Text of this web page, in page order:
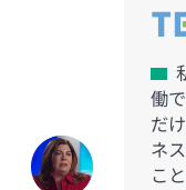
働
だ
ネ
こ